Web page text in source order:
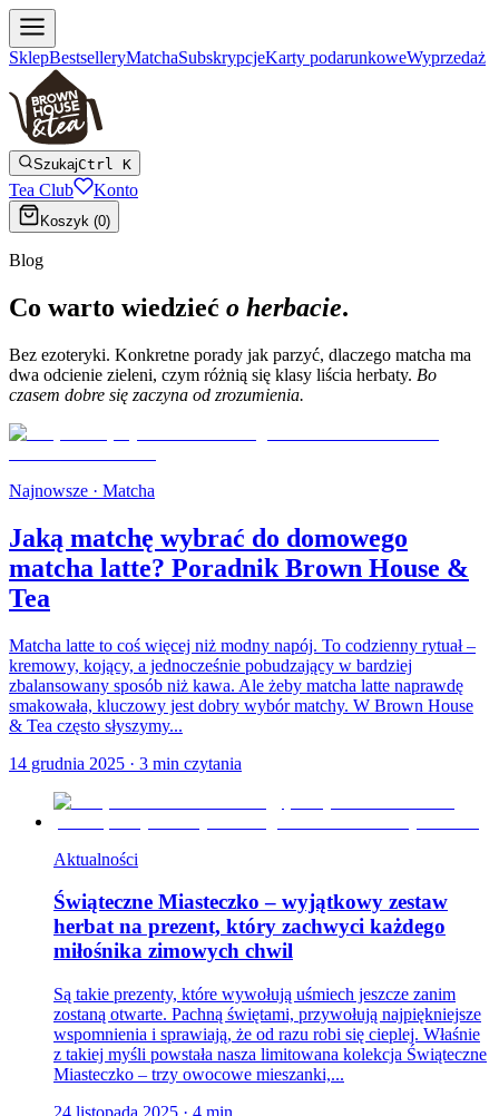
SklepBestselleryMatchaSubskrypcjeKarty podarunkoweWyprzedaż
SzukajCtrl K
Tea Club Konto
Koszyk (0)
Blog
Co warto wiedzieć o herbacie.
Bez ezoteryki. Konkretne porady jak parzyć, dlaczego matcha ma
dwa odcienie zieleni, czym różnią się klasy liścia herbaty. Bo
czasem dobre się zaczyna od zrozumienia.
Najnowsze · Matcha
Jaką matchę wybrać do domowego
matcha latte? Poradnik Brown House &
Tea
Matcha latte to coś więcej niż modny napój. To codzienny rytuał –
kremowy, kojący, a jednocześnie pobudzający w bardziej
zbalansowany sposób niż kawa. Ale żeby matcha latte naprawdę
smakowała, kluczowy jest dobry wybór matchy. W Brown House
& Tea często słyszymy...
14 grudnia 2025 · 3 min czytania
Aktualności
Świąteczne Miasteczko – wyjątkowy zestaw
herbat na prezent, który zachwyci każdego
miłośnika zimowych chwil
Są takie prezenty, które wywołują uśmiech jeszcze zanim
zostaną otwarte. Pachną świętami, przywołują najpiękniejsze
wspomnienia i sprawiają, że od razu robi się cieplej. Właśnie
z takiej myśli powstała nasza limitowana kolekcja Świąteczne
Miasteczko – trzy owocowe mieszanki,...
24 listopada 2025 · 4 min